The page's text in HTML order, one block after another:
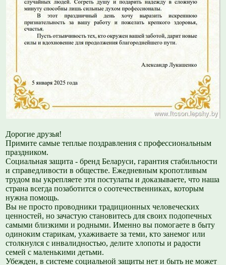
Дорогие друзья!
Примите самые теплые поздравления с профессиональным
праздником.
Социальная защита - бренд Беларуси, гарантия стабильности
и справедливости в обществе. Ежедневным кропотливым
трудом вы укрепляете эти постулаты и доказываете, что наша
страна всегда позаботится о соотечественниках, которым
нужна помощь.
Вы не просто проводники традиционных человеческих
ценностей, но зачастую становитесь для своих подопечных
самыми близкими и родными. Именно вы помогаете в быту
одиноким старикам, ухаживаете за теми, кто занемог или
столкнулся с инвалидностью, делите хлопоты и радости
семей с маленькими детьми.
Убежден, в системе социальной защиты нет и быть не может